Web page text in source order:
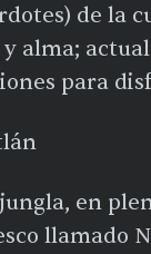
de
alma;
para
en
llamado